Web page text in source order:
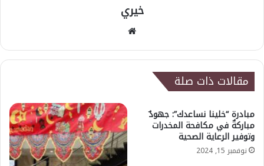
خيري
مقالات ذات صلة
مبادرة “خلينا نساعدك”: جهودٌ
مباركةٌ في مكافحة المخدرات
وتوفير الرعاية الصحية
نوفمبر 15, 2024